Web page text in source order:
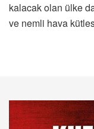
kalacak olan ülke
ve nemli hava